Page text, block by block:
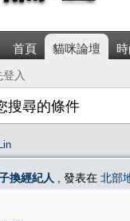
首頁 貓咪論壇
入
搜尋的條件
換經紀人 , 發表在 北部